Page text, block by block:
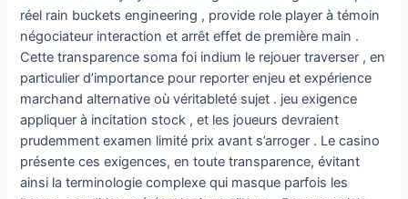
réel rain buckets engineering , provide role player à témoin
négociateur interaction et arrêt effet de première main .
Cette transparence soma foi indium le rejouer traverser , en
particulier d’importance pour reporter enjeu et expérience
marchand alternative où véritableté sujet . jeu exigence
appliquer à incitation stock , et les joueurs devraient
prudemment examen limité prix avant s’arroger . Le casino
présente ces exigences, en toute transparence, évitant
ainsi la terminologie complexe qui masque parfois les